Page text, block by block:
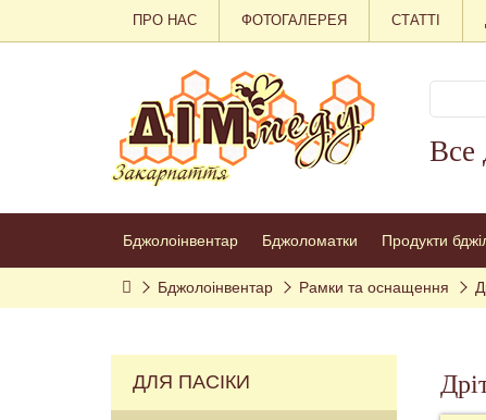
ПРО НАС ФОТОГАЛЕРЕЯ СТАТТІ
Все
Бджолоінвентар Бджоломатки Продукти
Бджолоінвентар Рамки та оснащення
ДЛЯ ПАСІКИ